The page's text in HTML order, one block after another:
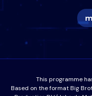
This programme
Based on the format Big